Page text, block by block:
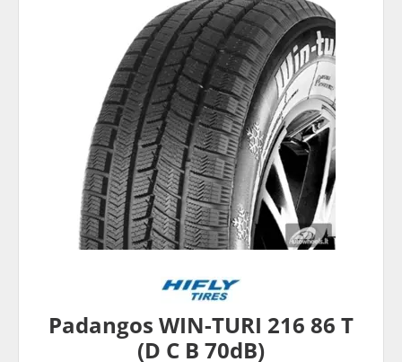
Padangos WIN-TURI 216 86 T
(D C B 70dB)